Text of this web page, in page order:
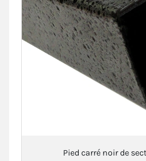
Pied carré noir de